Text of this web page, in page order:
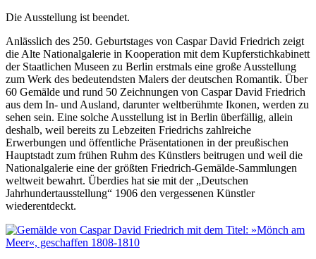
Die Ausstellung ist beendet.
Anlässlich des 250. Geburtstages von Caspar David Friedrich zeigt
die Alte Nationalgalerie in Kooperation mit dem Kupferstichkabinett
der Staatlichen Museen zu Berlin erstmals eine große Ausstellung
zum Werk des bedeutendsten Malers der deutschen Romantik. Über
60 Gemälde und rund 50 Zeichnungen von Caspar David Friedrich
aus dem In- und Ausland, darunter weltberühmte Ikonen, werden zu
sehen sein. Eine solche Ausstellung ist in Berlin überfällig, allein
deshalb, weil bereits zu Lebzeiten Friedrichs zahlreiche
Erwerbungen und öffentliche Präsentationen in der preußischen
Hauptstadt zum frühen Ruhm des Künstlers beitrugen und weil die
Nationalgalerie eine der größten Friedrich-Gemälde-Sammlungen
weltweit bewahrt. Überdies hat sie mit der „Deutschen
Jahrhundertausstellung“ 1906 den vergessenen Künstler
wiederentdeckt.